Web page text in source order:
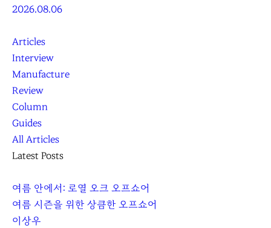
2026.08.06
Articles
Interview
Manufacture
Review
Column
Guides
All Articles
Latest Posts
여름 안에서: 로열 오크 오프쇼어
여름 시즌을 위한 상큼한 오프쇼어
이상우